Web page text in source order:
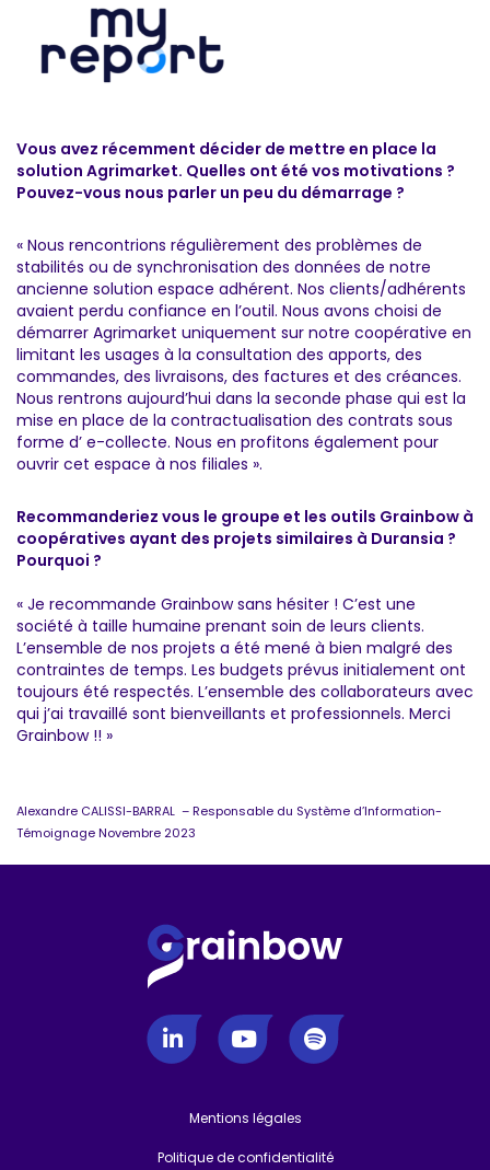
Vous avez récemment décider de mettre en place la
solution Agrimarket. Quelles ont été vos motivations ?
Pouvez-vous nous parler un peu du démarrage ?
« Nous rencontrions régulièrement des problèmes de
stabilités ou de synchronisation des données de notre
ancienne solution espace adhérent. Nos clients/adhérents
avaient perdu confiance en l’outil. Nous avons choisi de
démarrer Agrimarket uniquement sur notre coopérative en
limitant les usages à la consultation des apports, des
commandes, des livraisons, des factures et des créances.
Nous rentrons aujourd’hui dans la seconde phase qui est la
mise en place de la contractualisation des contrats sous
forme d’ e-collecte. Nous en profitons également pour
ouvrir cet espace à nos filiales ».
Recommanderiez vous le groupe et les outils Grainbow à
coopératives ayant des projets similaires à Duransia ?
Pourquoi ?
« Je recommande Grainbow sans hésiter ! C’est une
société à taille humaine prenant soin de leurs clients.
L’ensemble de nos projets a été mené à bien malgré des
contraintes de temps. Les budgets prévus initialement ont
toujours été respectés. L’ensemble des collaborateurs avec
qui j’ai travaillé sont bienveillants et professionnels. Merci
Grainbow !! »
Alexandre CALISSI-BARRAL – Responsable du Système d’Information-
Témoignage Novembre 2023
Mentions légales
Politique de confidentialité